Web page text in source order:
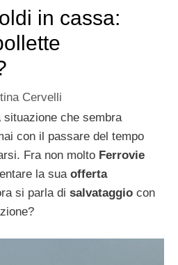
in cassa:
Cervelli
che sembra
con il passare del tempo
Fra non molto Ferrovie
la sua offerta
si parla di salvataggio con